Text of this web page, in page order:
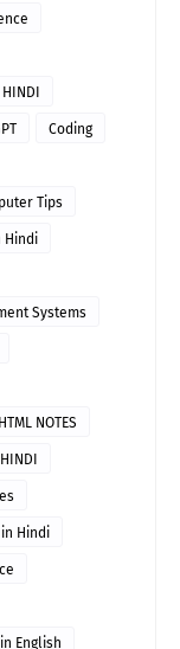
Coding
Tips
Hindi
Systems
HTML NOTES
Hindi
English